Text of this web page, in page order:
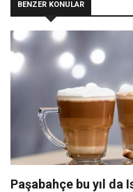
BENZER KONULAR
Paşabahçe bu yıl da